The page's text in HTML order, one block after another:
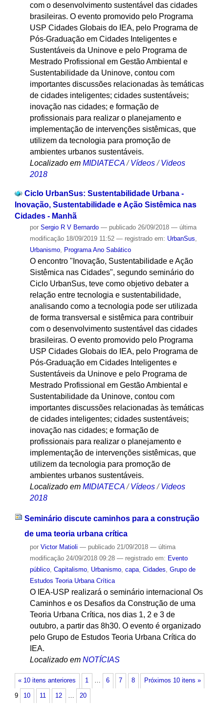
com o desenvolvimento sustentável das cidades
brasileiras. O evento promovido pelo Programa
USP Cidades Globais do IEA, pelo Programa de
Pós-Graduação em Cidades Inteligentes e
Sustentáveis da Uninove e pelo Programa de
Mestrado Profissional em Gestão Ambiental e
Sustentabilidade da Uninove, contou com
importantes discussões relacionadas às temáticas
de cidades inteligentes; cidades sustentáveis;
inovação nas cidades; e formação de
profissionais para realizar o planejamento e
implementação de intervenções sistêmicas, que
utilizem da tecnologia para promoção de
ambientes urbanos sustentáveis.
Localizado em MIDIATECA /Vídeos /Videos
2018
Ciclo UrbanSus: Sustentabilidade Urbana -
Inovação, Sustentabilidade e Ação Sistêmica nas
Cidades - Manhã
por Sergio R V Bernardo — publicado26/09/2018 — última
modificação18/09/2019 11:52 — registrado em: UrbanSus
Urbanismo, Programa Ano Sabático
O encontro "Inovação, Sustentabilidade e Ação
Sistêmica nas Cidades", segundo seminário do
Ciclo UrbanSus, teve como objetivo debater a
relação entre tecnologia e sustentabilidade,
analisando como a tecnologia pode ser utilizada
de forma transversal e sistêmica para contribuir
com o desenvolvimento sustentável das cidades
brasileiras. O evento promovido pelo Programa
USP Cidades Globais do IEA, pelo Programa de
Pós-Graduação em Cidades Inteligentes e
Sustentáveis da Uninove e pelo Programa de
Mestrado Profissional em Gestão Ambiental e
Sustentabilidade da Uninove, contou com
importantes discussões relacionadas às temáticas
de cidades inteligentes; cidades sustentáveis;
inovação nas cidades; e formação de
profissionais para realizar o planejamento e
implementação de intervenções sistêmicas, que
utilizem da tecnologia para promoção de
ambientes urbanos sustentáveis.
Localizado em MIDIATECA /Vídeos /Videos
2018
Seminário discute caminhos para a construção
de uma teoria urbana crítica
por Victor Matioli — publicado21/09/2018 — última
modificação24/09/2018 09:28 — registrado em: Evento
público, Capitalismo, Urbanismo, capa, Cidades, Grupo de
Estudos Teoria Urbana Crítica
O IEA-USP realizará o seminário internacional Os
Caminhos e os Desafios da Construção de uma
Teoria Urbana Crítica, nos dias 1, 2 e 3 de
outubro, a partir das 8h30. O evento é organizado
pelo Grupo de Estudos Teoria Urbana Crítica do
IEA.
Localizado em NOTÍCIAS
« 10 itens anteriores Próximos 10 itens »
1 … 6 7 8
9 10 11 12 … 20